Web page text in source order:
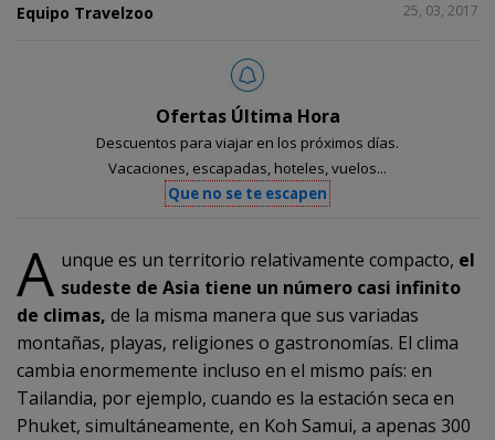
Equipo Travelzoo 25, 03, 2017
A unque es un territorio relativamente compacto, el
sudeste de Asia tiene un número casi infinito
de climas, de la misma manera que sus variadas
montañas, playas, religiones o gastronomías. El clima
cambia enormemente incluso en el mismo país: en
Tailandia, por ejemplo, cuando es la estación seca en
Phuket, simultáneamente, en Koh Samui, a apenas 300
Ofertas Última Hora
Descuentos para viajar en los próximos días.
Vacaciones, escapadas, hoteles, vuelos...
Que no se te escapen